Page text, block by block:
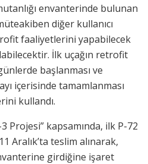
envanterinde bulunan
diğer kullanıcı
faaliyetlerini yapabilecek
İlk uçağın retrofit
başlanması ve
içerisinde tamamlanması
kullandı.
Projesi” kapsamında, ilk P-72
Aralık’ta teslim alınarak,
girdiğine işaret